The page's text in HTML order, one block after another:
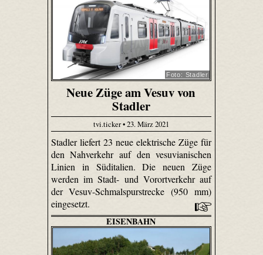
Foto: Stadler
Neue Züge am Vesuv von
Stadler
tvi.ticker • 23. März 2021
Stadler liefert 23 neue elektrische Züge für
den Nahverkehr auf den vesuvianischen
Linien in Süditalien. Die neuen Züge
werden im Stadt- und Vorortverkehr auf
der Vesuv-Schmalspurstrecke (950 mm)
eingesetzt.
EISENBAHN